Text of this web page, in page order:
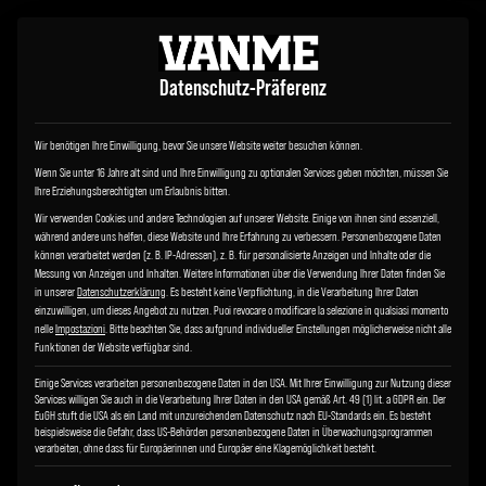
Datenschutz-Präferenz
Wir benötigen Ihre Einwilligung, bevor Sie unsere Website weiter besuchen können.
Wenn Sie unter 16 Jahre alt sind und Ihre Einwilligung zu optionalen Services geben möchten, müssen Sie
Ihre Erziehungsberechtigten um Erlaubnis bitten.
Wir verwenden Cookies und andere Technologien auf unserer Website. Einige von ihnen sind essenziell,
während andere uns helfen, diese Website und Ihre Erfahrung zu verbessern.Personenbezogene Daten
können verarbeitet werden (z. B. IP-Adressen), z. B. für personalisierte Anzeigen und Inhalte oder die
Messung von Anzeigen und Inhalten.Weitere Informationen über die Verwendung Ihrer Daten finden Sie
in unsererDatenschutzerklärung.Es besteht keine Verpflichtung, in die Verarbeitung Ihrer Daten
einzuwilligen, um dieses Angebot zu nutzen.Puoi revocare o modificare la selezione in qualsiasi momento
nelleImpostazioni.Bitte beachten Sie, dass aufgrund individueller Einstellungen möglicherweise nicht alle
Funktionen der Website verfügbar sind.
Einige Services verarbeiten personenbezogene Daten in den USA. Mit Ihrer Einwilligung zur Nutzung dieser
Services willigen Sie auch in die Verarbeitung Ihrer Daten in den USA gemäß Art. 49 (1) lit. a GDPR ein. Der
EuGH stuft die USA als ein Land mit unzureichendem Datenschutz nach EU-Standards ein. Es besteht
beispielsweise die Gefahr, dass US-Behörden personenbezogene Daten in Überwachungsprogrammen
verarbeiten, ohne dass für Europäerinnen und Europäer eine Klagemöglichkeit besteht.